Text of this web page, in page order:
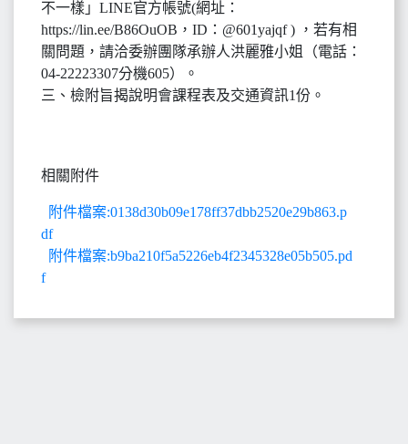
不一樣」LINE官方帳號(網址：
https://lin.ee/B86OuOB，ID：@601yajqf ) ，若有相
關問題，請洽委辦團隊承辦人洪麗雅小姐（電話：
04-22223307分機605）。
三、檢附旨揭說明會課程表及交通資訊1份。
相關附件
附件檔案:0138d30b09e178ff37dbb2520e29b863.p
df
附件檔案:b9ba210f5a5226eb4f2345328e05b505.pd
f